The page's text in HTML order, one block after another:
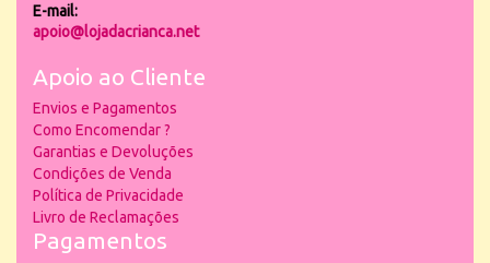
E-mail:
apoio@lojadacrianca.net
Apoio ao Cliente
Envios e Pagamentos
Como Encomendar ?
Garantias e Devoluções
Condições de Venda
Política de Privacidade
Livro de Reclamações
Pagamentos